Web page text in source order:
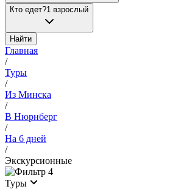
Кто едет?1 взрослый
Найти
Главная
/
Туры
/
Из Минска
/
В Нюрнберг
/
На 6 дней
/
Экскурсионные
4
Туры